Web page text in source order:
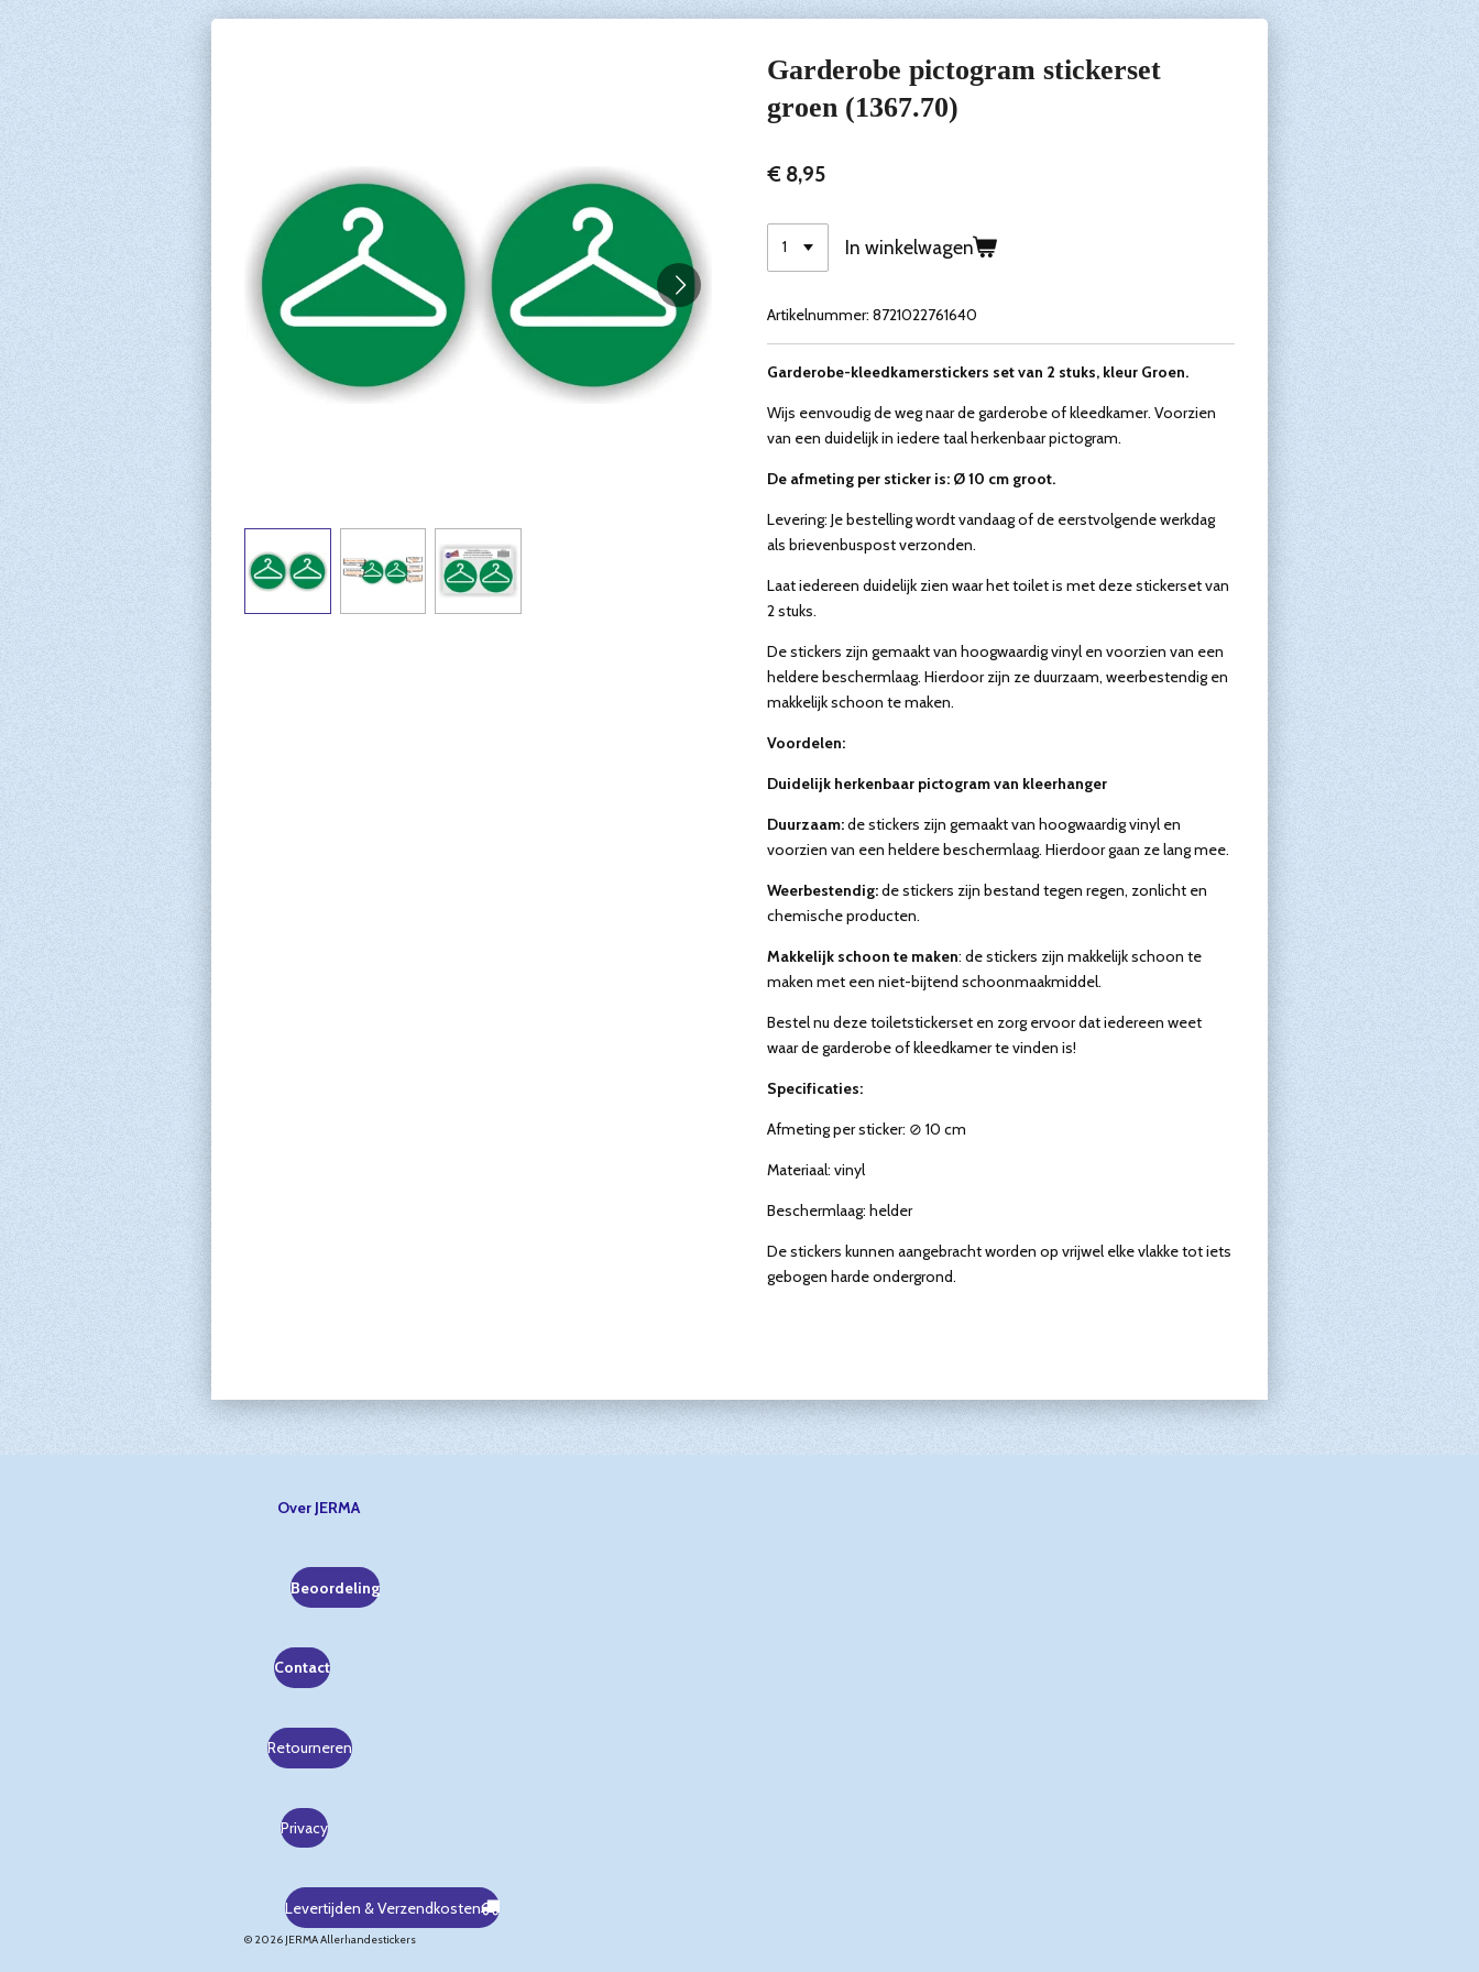
Garderobe pictogram stickerset
groen (1367.70)
€ 8,95
In winkelwagen
Artikelnummer: 8721022761640
Garderobe-kleedkamerstickers set van 2 stuks, kleur Groen.
Wijs eenvoudig de weg naar de garderobe of kleedkamer. Voorzien
van een duidelijk in iedere taal herkenbaar pictogram.
De afmeting per sticker is: Ø 10 cm groot.
Levering: Je bestelling wordt vandaag of de eerstvolgende werkdag
als brievenbuspost verzonden.
Laat iedereen duidelijk zien waar het toilet is met deze stickerset van
2 stuks.
De stickers zijn gemaakt van hoogwaardig vinyl en voorzien van een
heldere beschermlaag. Hierdoor zijn ze duurzaam, weerbestendig en
makkelijk schoon te maken.
Voordelen:
Duidelijk herkenbaar pictogram van kleerhanger
Duurzaam:de stickers zijn gemaakt van hoogwaardig vinyl en
voorzien van een heldere beschermlaag. Hierdoor gaan ze lang mee.
Weerbestendig:de stickers zijn bestand tegen regen, zonlicht en
chemische producten.
Makkelijk schoon te maken: de stickers zijn makkelijk schoon te
maken met een niet-bijtend schoonmaakmiddel.
Bestel nu deze toiletstickerset en zorg ervoor dat iedereen weet
waar de garderobe of kleedkamer te vinden is!
Specificaties:
Afmeting per sticker: ⊘ 10 cm
Materiaal: vinyl
Beschermlaag: helder
De stickers kunnen aangebracht worden op vrijwel elke vlakke tot iets
gebogen harde ondergrond.
Over JERMA
Beoordeling
Contact
Retourneren
Privacy
Levertijden & Verzendkosten
© 2026 JERMA Allerhandestickers